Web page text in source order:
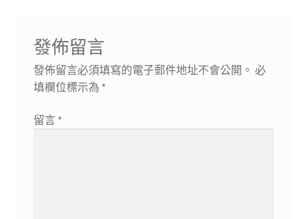
發佈留言
發佈留言必須填寫的電子郵件地址不會公開。 必
填欄位標示為 *
留言 *